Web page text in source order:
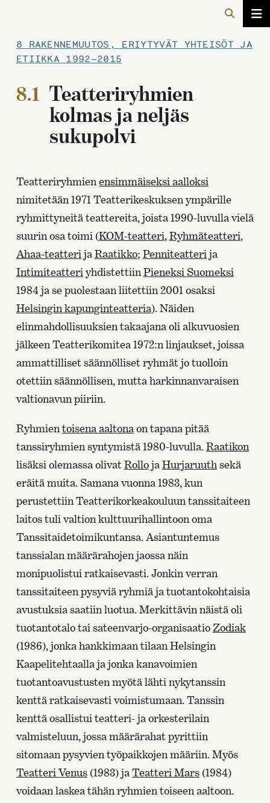
8 RAKENNEMUUTOS, ERIYTYVÄT YHTEISÖT JA
ETIIKKA 1992–2015
8.1 Teatteriryhmien
kolmas ja neljäs
sukupolvi
Teatteriryhmien ensimmäiseksi aalloksi
nimitetään 1971 Teatterikeskuksen ympärille
ryhmittyneitä teattereita, joista 1990-luvulla vielä
suurin osa toimi (KOM-teatteri,Ryhmäteatteri,
Ahaa-teatteri jaRaatikko; Penniteatteri ja
Intimiteatteri yhdistettiin Pieneksi Suomeksi
1984 ja se puolestaan liitettiin 2001 osaksi
Helsingin kapunginteatteria). Näiden
elinmahdollisuuksien takaajana oli alkuvuosien
jälkeen Teatterikomitea 1972:n linjaukset, joissa
ammattilliset säännölliset ryhmät jo tuolloin
otettiin säännöllisen, mutta harkinnanvaraisen
valtionavun piiriin.
Ryhmien toisena aaltonaon tapana pitää
tanssiryhmien syntymistä 1980-luvulla.Raatikon
lisäksi olemassa olivatRollojaHurjaruuth sekä
eräitä muita. Samana vuonna 1983, kun
perustettiin Teatterikorkeakouluun tanssitaiteen
laitos tuli valtion kulttuurihallintoon oma
Tanssitaidetoimikuntansa. Asiantuntemus
tanssialan määrärahojen jaossa näin
monipuolistui ratkaisevasti. Jonkin verran
tanssitaiteen pysyviä ryhmiä ja tuotantokohtaisia
avustuksia saatiin luotua. Merkittävin näistä oli
tuotantotalo tai sateenvarjo-organisaatio Zodiak
(1986), jonka hankkimaan tilaan Helsingin
Kaapelitehtaalla ja jonka kanavoimien
tuotantoavustusten myötä lähti nykytanssin
kenttä ratkaisevasti voimistumaan. Tanssin
kenttä osallistui teatteri- ja orkesterilain
valmisteluun, jossa määrärahat pyrittiin
sitomaan pysyvien työpaikkojen määriin. Myös
Teatteri Venus(1983) jaTeatteri Mars(1984)
voidaan laskea tähän ryhmien toiseen aaltoon.